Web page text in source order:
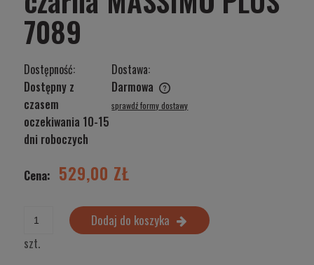
7089
Dostępność:
Dostępny z
czasem
oczekiwania 10-15
dni roboczych
Dostawa:
Darmowa
Cena nie zawiera ewentualnych kosztów płatności
sprawdź formy dostawy
Cena: 529,00 ZŁ
szt.
Dodaj do koszyka